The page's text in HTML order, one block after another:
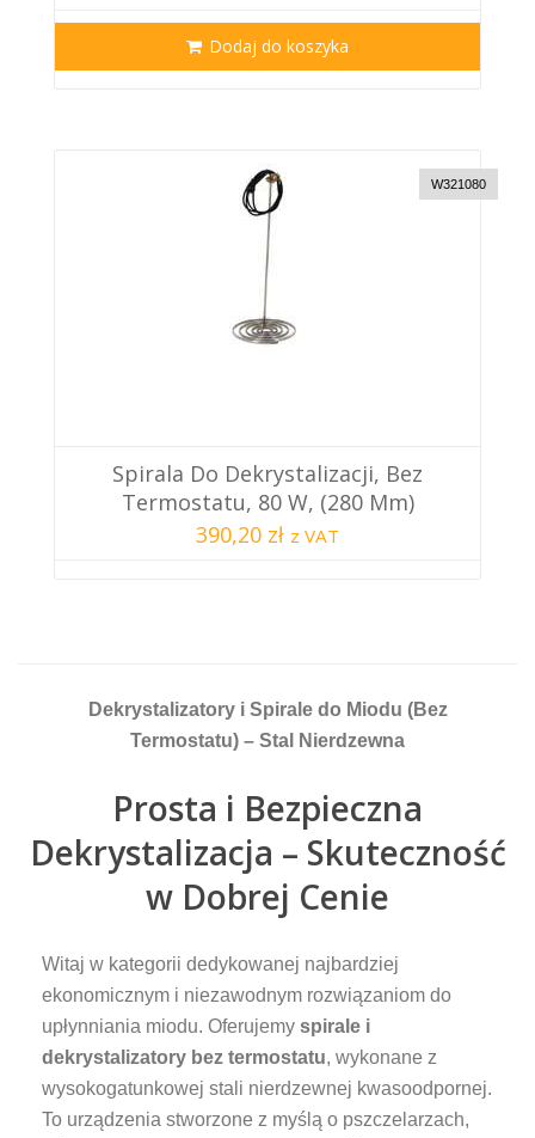
Dodaj do koszyka
W321080
Spirala Do Dekrystalizacji, Bez
Termostatu, 80 W, (280 Mm)
390,20 zł z VAT
Dekrystalizatory i Spirale do Miodu (Bez
Termostatu) – Stal Nierdzewna
Prosta i Bezpieczna
Dekrystalizacja – Skuteczność
w Dobrej Cenie
Witaj w kategorii dedykowanej najbardziej
ekonomicznym i niezawodnym rozwiązaniom do
upłynniania miodu. Oferujemy spirale i
dekrystalizatory bez termostatu, wykonane z
wysokogatunkowej stali nierdzewnej kwasoodpornej.
To urządzenia stworzone z myślą o pszczelarzach,